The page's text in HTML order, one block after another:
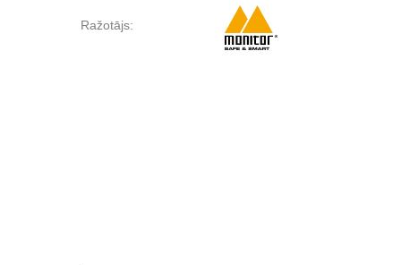
Ražotājs: